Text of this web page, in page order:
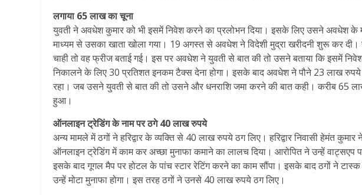
लगाया 65 लाख का चूना
युवती ने अवधेश कुमार को भी इसमें निवेश करने का प्रलोभन दिया। इसके लिए उसने अवधेश के
माध्यम से उसका खाता खोला गया। 19 अगस्त से अवधेश ने विदेशी मुद्रा खरीदनी शुरू कर
चाही तो वह फ्रीज बताई गई। इस पर अवधेश ने युवती से बात की तो उसने बताया कि इसमें
निकालने के लिए 30 प्रतिशत इनकम टैक्स देना होगा। इसके बाद अवधेश ने पौने 23 लाख रुपये
रहा। जब उसने युवती से बात की तो उसने और धनराशि जमा करने की बात कही। करीब 65
हुआ।
ऑनलाइन ट्रेडिंग के नाम पर ठगे 40 लाख रुपये
अन्य मामले में ठगों ने हरिद्वार के व्यक्ति से 40 लाख रुपये ठग लिए। हरिद्वार निवासी हेमंत
ऑनलाइन ट्रेडिंग में काम कर अच्छा मुनाफा कमाने का लालच दिया। आरोपित ने उन्हें वाट्सएप
इसके बाद गूगल मैप पर होटल के पांच स्टार रेटिंग करने का काम सौंपा। इसके बाद ठगों ने
उन्हें मोटा मुनाफा होगा। इस तरह ठगों ने उनसे 40 लाख रुपये ठग लिए।